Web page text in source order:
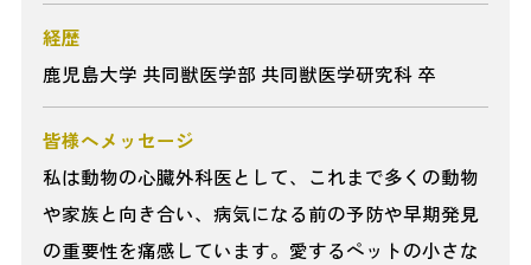
経歴
鹿児島大学 共同獣医学部 共同獣医学研究科 卒
皆様へメッセージ
私は動物の心臓外科医として、これまで多くの動物
や家族と向き合い、病気になる前の予防や早期発見
の重要性を痛感しています。愛するペットの小さな